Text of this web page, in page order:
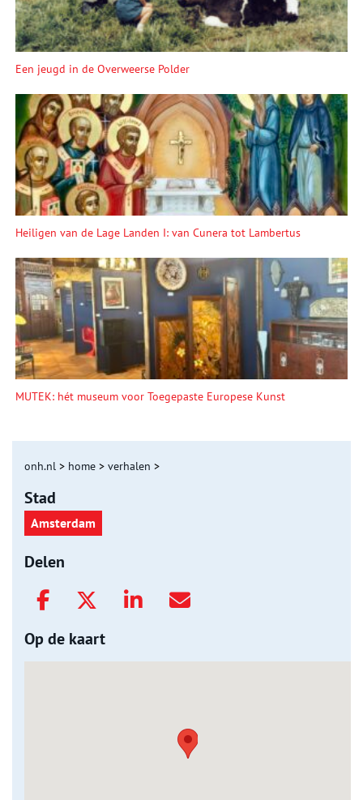
Een jeugd in de Overweerse Polder
Heiligen van de Lage Landen I: van Cunera tot Lambertus
MUTEK: hét museum voor Toegepaste Europese Kunst
onh.nl > home > verhalen >
Stad
Amsterdam
Delen
Op de kaart